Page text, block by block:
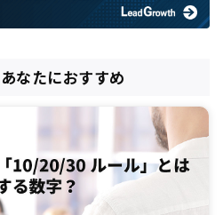
なたにおすすめ